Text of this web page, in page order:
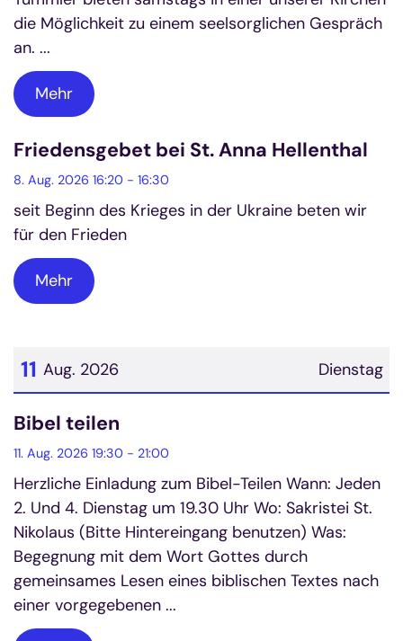
die Möglichkeit zu einem seelsorglichen Gespräch
an. ...
Mehr
Friedensgebet bei St. Anna Hellenthal
8. Aug. 2026 16:20 - 16:30
seit Beginn des Krieges in der Ukraine beten wir
für den Frieden
Mehr
Dienstag
11 Aug. 2026
Datum: 11. August 2026
Bibel teilen
11. Aug. 2026 19:30 - 21:00
Herzliche Einladung zum Bibel-Teilen Wann: Jeden
2. Und 4. Dienstag um 19.30 Uhr Wo: Sakristei St.
Nikolaus (Bitte Hintereingang benutzen) Was:
Begegnung mit dem Wort Gottes durch
gemeinsames Lesen eines biblischen Textes nach
einer vorgegebenen ...